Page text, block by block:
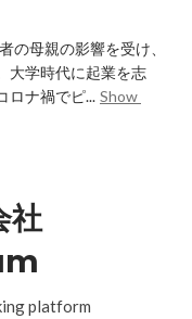
の母親の影響を受け、
大学時代に起業を志
ロナ禍でピ... Show
社
platform